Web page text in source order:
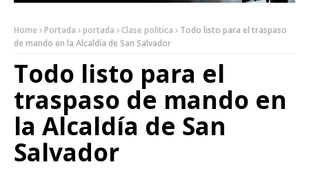
Home Portada portada Clase política
Todo listo para el traspaso
de mando en la Alcaldía de San Salvador
Todo listo para el
traspaso de mando en
la Alcaldía de San
Salvador